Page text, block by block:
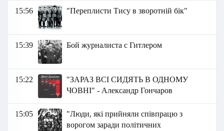
15:56 "Переплисти Тису в зворотній бік"
15:39 Бой журналиста с Гитлером
15:22
"ЗАРАЗ ВСІ СИДЯТЬ В ОДНОМУ
ЧОВНІ" - Александр Гончаров
15:05
"Люди, які прийняли співпрацю з
ворогом заради політичних